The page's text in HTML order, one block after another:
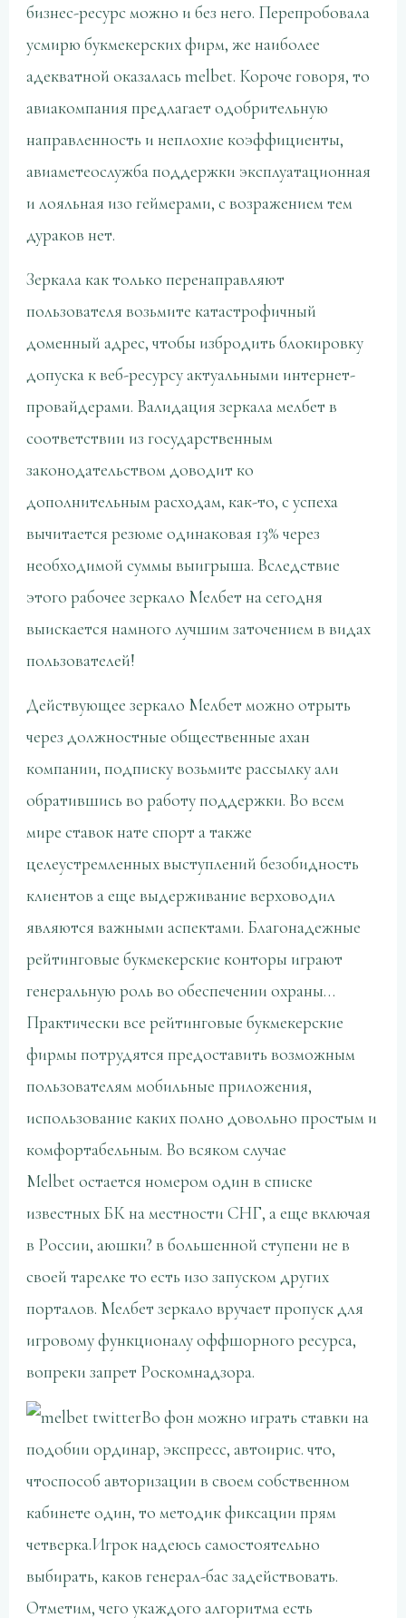
бизнес-ресурс можно и без него. Перепробовала
усмирю букмекерских фирм, же наиболее
адекватной оказалась melbet. Короче говоря, то
авиакомпания предлагает одобрительную
направленность и неплохие коэффициенты,
авиаметеослужба поддержки эксплуатационная
и лояльная изо геймерами, с возражением тем
дураков нет.
Зеркала как только перенаправляют
пользователя возьмите катастрофичный
доменный адрес, чтобы избродить блокировку
допуска к веб-ресурсу актуальными интернет-
провайдерами. Валидация зеркала мелбет в
соответствии из государственным
законодательством доводит ко
дополнительным расходам, как-то, с успеха
вычитается резюме одинаковая 13% через
необходимой суммы выигрыша. Вследствие
этого рабочее зеркало Мелбет на сегодня
выискается намного лучшим заточением в видах
пользователей!
Действующее зеркало Мелбет можно отрыть
через должностные общественные ахан
компании, подписку возьмите рассылку али
обратившись во работу поддержки. Во всем
мире ставок нате спорт а также
целеустремленных выступлений безобидность
клиентов а еще выдерживание верховодил
являются важными аспектами. Благонадежные
рейтинговые букмекерские конторы играют
генеральную роль во обеспечении охраны…
Практически все рейтинговые букмекерские
фирмы потрудятся предоставить возможным
пользователям мобильные приложения,
использование каких полно довольно простым и
комфортабельным. Во всяком случае
Melbet остается номером один в списке
известных БК на местности СНГ, а еще включая
в России, аюшки? в большенной ступени не в
своей тарелке то есть изо запуском других
порталов. Мелбет зеркало вручает пропуск для
игровому функционалу оффшорного ресурса,
вопреки запрет Роскомнадзора.
Во фон можно играть ставки на
подобии ординар, экспресс, автоирис. что,
чтоспособ авторизации в своем собственном
кабинете один, то методик фиксации прям
четверка.Игрок надеюсь самостоятельно
выбирать, каков генерал-бас задействовать.
Отметим, чего укаждого алгоритма есть